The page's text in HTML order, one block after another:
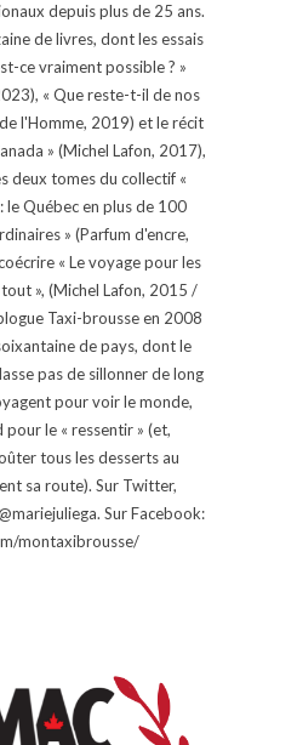
depuis plus de 25 ans.
de livres, dont les essais
ce vraiment possible ? »
« Que reste-t-il de nos
l'Homme, 2019) et le récit
» (Michel Lafon, 2017),
deux tomes du collectif «
le Québec en plus de 100
» (Parfum d'encre,
« Le voyage pour les
», (Michel Lafon, 2015 /
Taxi-brousse en 2008
de pays, dont le
pas de sillonner de long
pour voir le monde,
pour le « ressentir » (et,
tous les desserts au
sa route). Sur Twitter,
Sur Facebook:
montaxibrousse/